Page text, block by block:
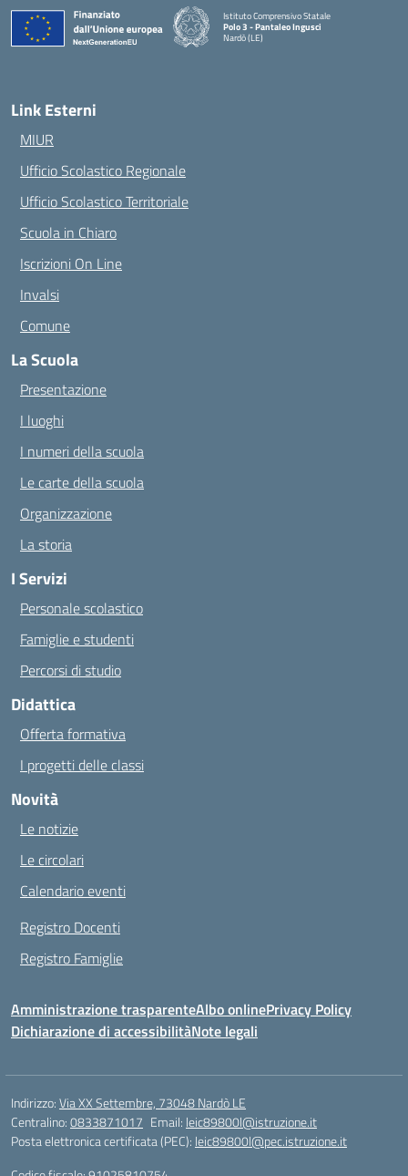
Istituto Comprensivo Statale
Polo 3 - Pantaleo Ingusci
Nardò (LE)
Link Esterni
MIUR
Ufficio Scolastico Regionale
Ufficio Scolastico Territoriale
Scuola in Chiaro
Iscrizioni On Line
Invalsi
Comune
La Scuola
Presentazione
I luoghi
I numeri della scuola
Le carte della scuola
Organizzazione
La storia
I Servizi
Personale scolastico
Famiglie e studenti
Percorsi di studio
Didattica
Offerta formativa
I progetti delle classi
Novità
Le notizie
Le circolari
Calendario eventi
Registro Docenti
Registro Famiglie
Amministrazione trasparenteAlbo onlinePrivacy Policy
Dichiarazione di accessibilitàNote legali
Indirizzo:Via XX Settembre, 73048 Nardò LE
Centralino:0833871017 Email: leic89800l@istruzione.it
Posta elettronica certificata (PEC): leic89800l@pec.istruzione.it